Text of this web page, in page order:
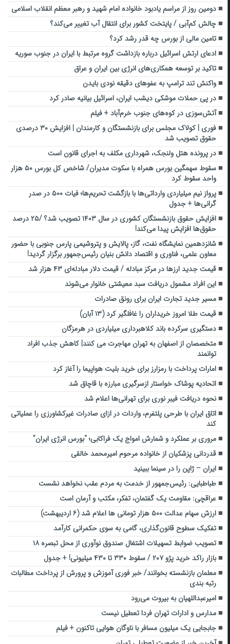
دومین روز از مراسم یادبود خانواده امام شهید و رهبر معظم انقلاب اسلامی
چالش کم‌آبی / پایتخت کشور برای انتقال آب تغییر می‌کند؟
تامین مالی از بورس چه قدر رشد کرد؟
ادعای ارتش اسرائیل درباره بازداشت گروه‌ مرتبط با ایران در جنوب سوریه
تاکید بر توسعه همکاری‌های انرژی بین ایران و عراق
واکنش تند ترامپ به عفوهای دقیقه نودی بایدن
در پی حملات موشکی دیشب ایران، اسرائیل بیانیه صادر کرد
آتش‌سوزی در کوه‌های جنوب خرم‌آباد + فیلم
فوری | کولاک مجلس برای بازنشستگان و کارمندان | افزایش ۳۰ درصدی
حقوق تصویب شد
در پرونده هتل ولنجک، شهرداری مکلف به اجرای قانون است
سقوط سهمگین بورس همراه با سکوت مدیران/ شاخص کل بورس ۵۰ هزار
واحد سقوط کرد
پرواز نیم میلیاردی وارداتی‌ها با بازگشت تحریم‌ها؛ فیات ۵۰۰ در صدر
گرانی‌ها + جدول
افزایش حقوق بازنشستگان کشوری در سال ۱۴۰۳ تصویب شد؟ /۲۵ درصد
حقوق‌ها افزایش پیدا می‌کند!
شانزدهمین نمایشگاه نفت، گاز، پالایش و پتروشیمی پارس جنوبی با حضور
معاون علمی، فناوری و اقتصاد دانش بنیان رئیس‌جمهور برگزار گردید!
قیمت جدید ارزها در مرکز مبادله / قیمت دلار مبادله‌ای ۴۳ هزار شد
این افراد مشمول دریافت سبد معیشتی خانوار می‌شوند
مسیر جدید تجارت ایران برای رونق صادرات
قیمت طلا امروز خریداران را غافلگیر کرد (۱۳ آبان)
دستگیری سرکرده باند کلاهبرداری میلیاردی در هرمزگان
متخصصان از اصفهان به تهران مهاجرت می کنند| کاهش جذب افراد
توانمند
امارات پرداخت با رمزارز برای خرید بلیت هواپیما را آغاز کرد
اتحادیه پوشاک خواستار ازسرگیری مبارزه با قاچاق شد
نحوه دریافت فیبر نوری برای تهرانی‌ها اعلام شد
اتاق ایران با طرحی پلتفرم، واردات در ازای صادرات غیرکشاورزی را عملیاتی
کند
مروری بر عملکرد و شمارش امواج یک فراکابی؛ “بورس انرژی ایران”
قدردانی پزشکیان از خانواده مرحوم امیرمحمد خالقی
ایران – ژاپن را در سینما ببینید
طباطبایی: رئیس‌جمهور ‎از خدمت به مردم عقب نخواهد نشست
عراقچی: مقاومت یک گفتمان، تفکر، مکتب و آرمان است
ارزش سهام عدالت ۵۰۰ هزار تومانی ها اعلام شد (۶ اردیبهشت)
تفکیک سطوح قانون‌گذاری، گامی به سوی حکمرانی کارآمد
تصویب ضوابط تسهیلات اشتغال صندوق نوآوری از محل تبصره ۱۸
بازار راکد خرید پژو ۲۰۷ / سقوط ۳۳۰ تا ۴۳۰ میلیونی! + جدول
معلمان بازنشسته بخوانند/ خبر فوری آموزش و پرورش از پرداخت مطالبات
رتبه بندی
امیرعبداللهیان به بیروت می‌رود
‌مدارس و ادارات تهران فردا تعطیل نیست
جابجایی یک میلیون مسافر با ناوگان هوایی تاکنون + فیلم